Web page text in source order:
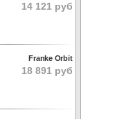
14 121 руб
Franke Orbit
18 891 руб